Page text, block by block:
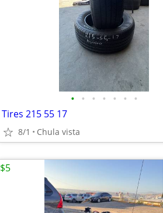
• • • • • • •
Tires 215 55 17
8/1 Chula vista
$5